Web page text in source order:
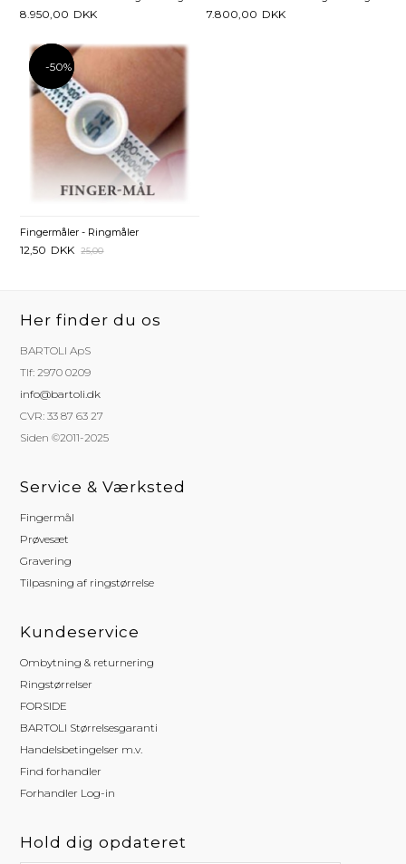
8.950,00 DKK 7.800,00 DKK
-50%
-50%
Fingermåler - Ringmåler
12,50 DKK 25,00
Her finder du os
BARTOLI ApS
Tlf: 2970 0209
info@bartoli.dk
CVR: 33 87 63 27
Siden ©2011-2025
Service & Værksted
Fingermål
Prøvesæt
Gravering
Tilpasning af ringstørrelse
Kundeservice
Ombytning & returnering
Ringstørrelser
FORSIDE
BARTOLI Størrelsesgaranti
Handelsbetingelser m.v.
Find forhandler
Forhandler Log-in
Hold dig opdateret